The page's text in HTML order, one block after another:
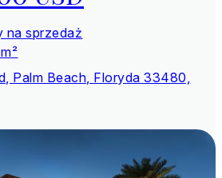
na sprzedaż
Palm Beach, Floryda 33480,